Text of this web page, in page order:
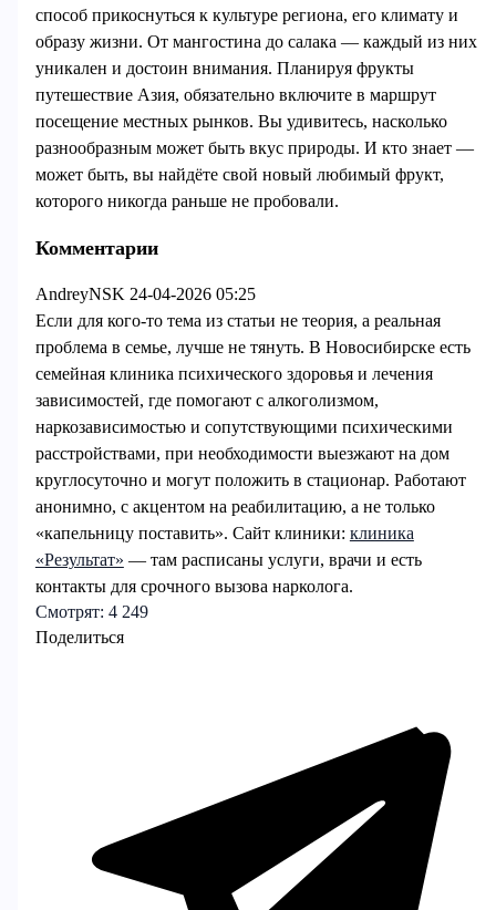
способ прикоснуться к культуре региона, его климату и
образу жизни. От мангостина до салака — каждый из них
уникален и достоин внимания. Планируя фрукты
путешествие Азия, обязательно включите в маршрут
посещение местных рынков. Вы удивитесь, насколько
разнообразным может быть вкус природы. И кто знает —
может быть, вы найдёте свой новый любимый фрукт,
которого никогда раньше не пробовали.
Комментарии
AndreyNSK 24-04-2026 05:25
Если для кого-то тема из статьи не теория, а реальная
проблема в семье, лучше не тянуть. В Новосибирске есть
семейная клиника психического здоровья и лечения
зависимостей, где помогают с алкоголизмом,
наркозависимостью и сопутствующими психическими
расстройствами, при необходимости выезжают на дом
круглосуточно и могут положить в стационар. Работают
анонимно, с акцентом на реабилитацию, а не только
«капельницу поставить». Сайт клиники: клиника
«Результат» — там расписаны услуги, врачи и есть
контакты для срочного вызова нарколога.
Смотрят: 4 249
Поделиться